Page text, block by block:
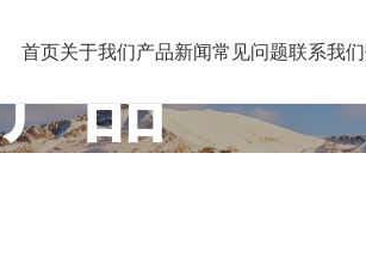
首页关于我们产品新闻常见问题联系我们
产品